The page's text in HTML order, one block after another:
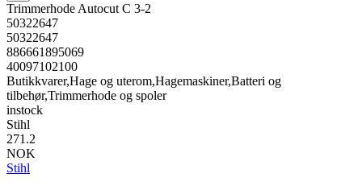
Trimmerhode Autocut C 3-2
50322647
50322647
886661895069
40097102100
Butikkvarer,Hage og uterom,Hagemaskiner,Batteri og
tilbehør,Trimmerhode og spoler
instock
Stihl
271.2
NOK
Stihl